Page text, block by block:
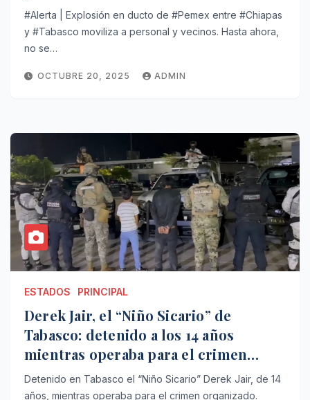
#Alerta | Explosión en ducto de #Pemex entre #Chiapas
y #Tabasco moviliza a personal y vecinos. Hasta ahora,
no se…
OCTUBRE 20, 2025 ADMIN
ESTADOS PRINCIPAL
Derek Jair, el “Niño Sicario” de
Tabasco: detenido a los 14 años
mientras operaba para el crimen
organizado
Detenido en Tabasco el “Niño Sicario” Derek Jair, de 14
años, mientras operaba para el crimen organizado.